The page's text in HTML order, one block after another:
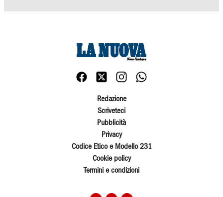
Redazione
Scriveteci
Pubblicità
Privacy
Codice Etico e Modello 231
Cookie policy
Termini e condizioni